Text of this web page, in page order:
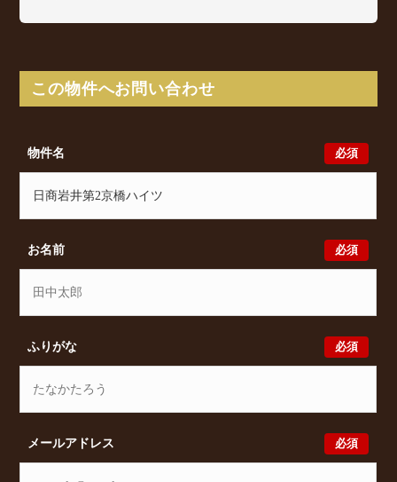
セスが可能となっております。
日商岩井第2京橋ハイツの最新の空室状況のご確認を
マンションをお探しでしたら、ぜひ大阪分譲賃貸
Classicalまでお気軽にお問い合わせください。大阪分
及びオンライン相談も受け付けております。また、希
めの賃貸物件をご提案いたします。
この物件へお問い合わせ
必須
物件名
必須
お名前
必須
ふりがな
必須
メールアドレス